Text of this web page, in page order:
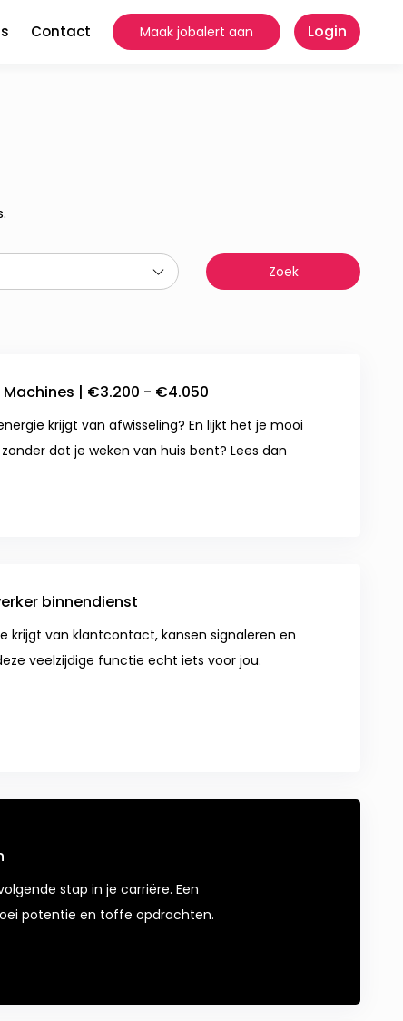
Contact Login
Maak jobalert aan
Machines | €3.200 - €4.050
krijgt van afwisseling? En lijkt het je mooi
dat je weken van huis bent? Lees dan
binnendienst
krijgt van klantcontact, kansen signaleren en
veelzijdige functie echt iets voor jou.
stap in je carriëre. Een
potentie en toffe opdrachten.